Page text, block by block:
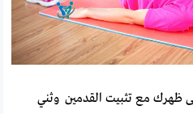
ظهرك مع تثبيت القدمين وثني